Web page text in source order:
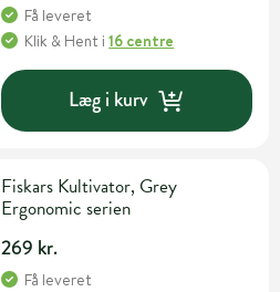
Få leveret
Klik & Hent i16 centre
Læg i kurv
Fiskars Kultivator, Grey
Ergonomic serien
269 kr.
Få leveret